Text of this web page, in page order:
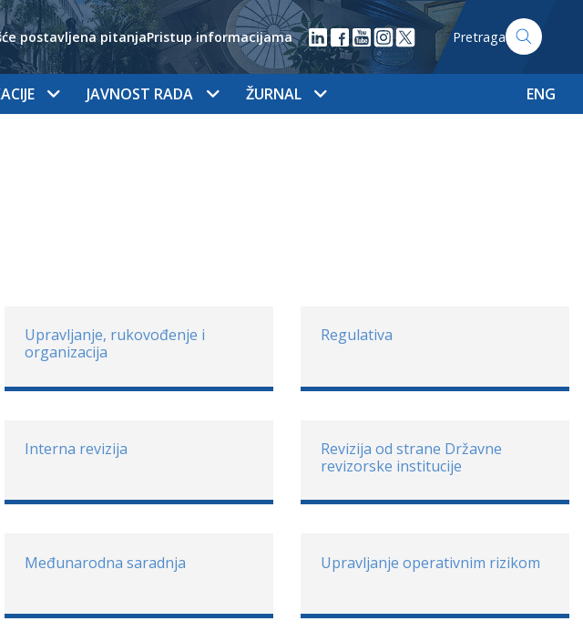
postavljena pitanjaPristup informacijama Pretraga
JAVNOST RADA ŽURNAL ENG
Upravljanje, rukovođenje i
organizacija
Regulativa
Interna revizija
Revizija od strane Državne
revizorske institucije
Međunarodna saradnja Upravljanje operativnim rizikom